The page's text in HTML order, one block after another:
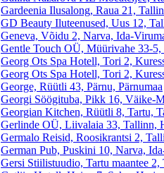
Gardeenia Ilusalong, Raua 21,
GD Beauty Iluteenused, Uus 12,
Geneva, Võidu 2, Narva, Ida-
Gentle Touch OÜ, Müürivahe 33-
Georg Ots Spa Hotell, Tori 2,
Georg Ots Spa Hotell, Tori 2,
George, Rüütli 43, Pärnu, Pärnumaa
Georgi Söögituba, Pikk 16, Väike-
Georgian Kitchen, Rüütli 8, Tartu,
Gerlinde OÜ, Liivalaia 33, Tallinn,
Germalo Reisid, Roosikrantsi 2,
German Pub, Puskini 10, Narva,
Gersi Stiilistuudio, Tartu maantee